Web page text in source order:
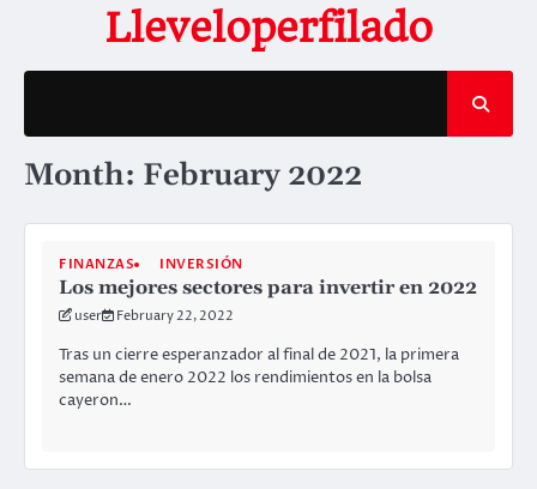
content
Lleveloperfilado
Month: February 2022
FINANZAS INVERSIÓN
Los mejores sectores para invertir en 2022
user February 22, 2022
Tras un cierre esperanzador al final de 2021, la primera
semana de enero 2022 los rendimientos en la bolsa
cayeron…